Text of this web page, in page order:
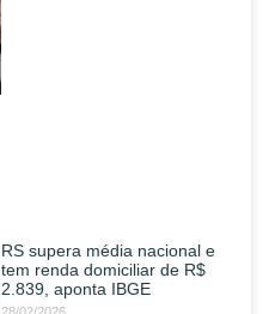
RS supera média nacional e
tem renda domiciliar de R$
2.839, aponta IBGE